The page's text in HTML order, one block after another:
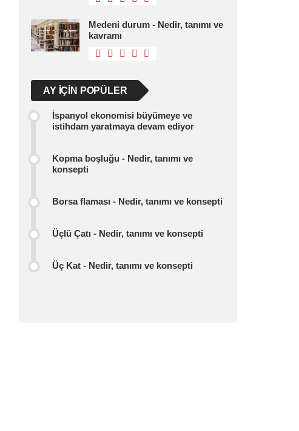
Medeni durum - Nedir, tanımı ve
kavramı
AY IÇIN POPÜLER
İspanyol ekonomisi büyümeye ve
istihdam yaratmaya devam ediyor
Kopma boşluğu - Nedir, tanımı ve
konsepti
Borsa flaması - Nedir, tanımı ve konsepti
Üçlü Çatı - Nedir, tanımı ve konsepti
Üç Kat - Nedir, tanımı ve konsepti